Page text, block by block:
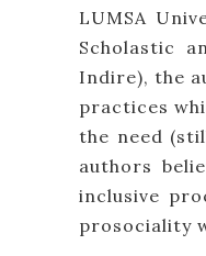
LUMSA
Scholastic
Indire), the
practices
the need
authors
inclusive
prosociality